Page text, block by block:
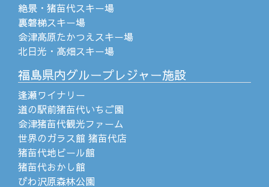
絶景・猪苗代スキー場
裏磐梯スキー場
会津高原たかつえスキー場
北日光・高畑スキー場
福島県内グループレジャー施設
逢瀬ワイナリー
道の駅前猪苗代いちご園
会津猪苗代観光ファーム
世界のガラス館 猪苗代店
猪苗代地ビール館
猪苗代おかし館
びわ沢原森林公園